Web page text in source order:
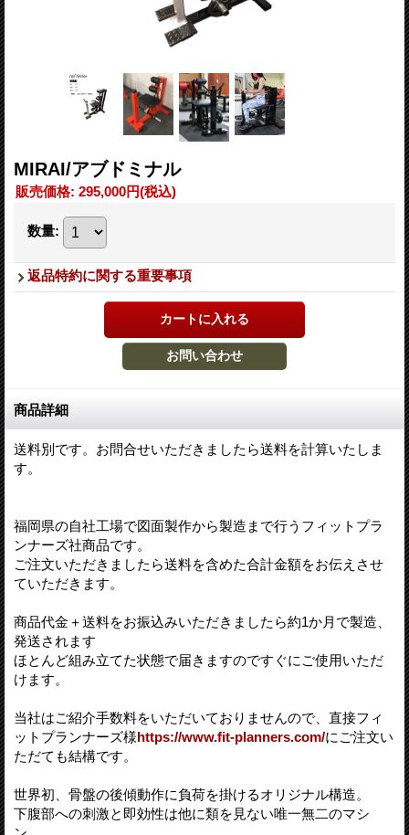
MIRAI/アブドミナル
販売価格: 295,000円(税込)
数量:
返品特約に関する重要事項
商品詳細
送料別です。お問合せいただきましたら送料を計算いたしま
す。
福岡県の自社工場で図面製作から製造まで行うフィットプラ
ンナーズ社商品です。
ご注文いただきましたら送料を含めた合計金額をお伝えさせ
ていただきます。
商品代金＋送料をお振込みいただきましたら約1か月で製造、
発送されます
ほとんど組み立てた状態で届きますのですぐにご使用いただ
けます。
当社はご紹介手数料をいただいておりませんので、直接フィ
ットプランナーズ様https://www.fit-planners.com/にご注文い
ただても結構です。
世界初、骨盤の後傾動作に負荷を掛けるオリジナル構造。
下腹部への刺激と即効性は他に類を見ない唯一無二のマシ